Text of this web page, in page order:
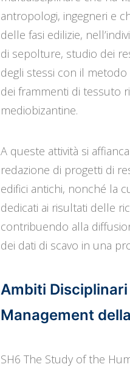
antropologi, ingegneri e
delle fasi edilizie,
di sepolture, studio dei
degli stessi con il
dei frammenti di tessuto
mediobizantine.
A queste attività si
redazione di progetti di
edifici antichi, nonché la
dedicati ai risultati delle
contribuendo alla
dei dati di scavo in una
Ambiti
Management
SH6 The Study of the